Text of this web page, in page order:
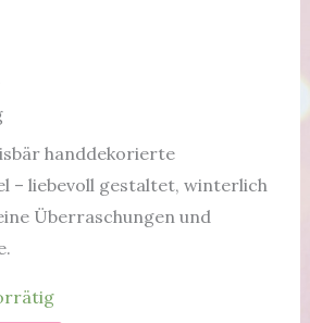
handdekorierte
– liebevoll gestaltet, winterlich
Überraschungen und